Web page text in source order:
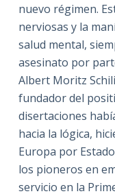
nuevo régimen.
nerviosas y la
salud mental,
asesinato por
Albert Moritz
fundador del
disertaciones
hacia la lógica,
Europa por
los pioneros en
servicio en la